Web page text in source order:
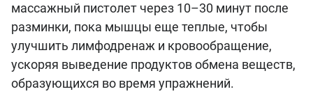
массажный пистолет через 10–30 минут после
разминки, пока мышцы еще теплые, чтобы
улучшить лимфодренаж и кровообращение,
ускоряя выведение продуктов обмена веществ,
образующихся во время упражнений.